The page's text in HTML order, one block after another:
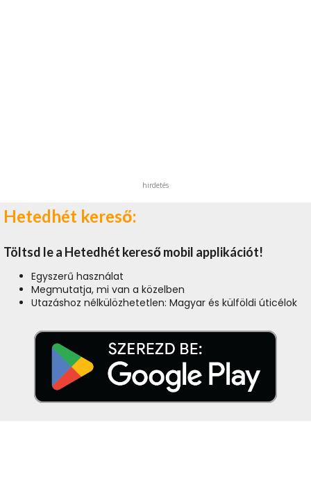
hirdetés
Hetedhét kereső:
Töltsd le a Hetedhét kereső mobil applikációt!
Egyszerű használat
Megmutatja, mi van a közelben
Utazáshoz nélkülözhetetlen: Magyar és külföldi úticélok